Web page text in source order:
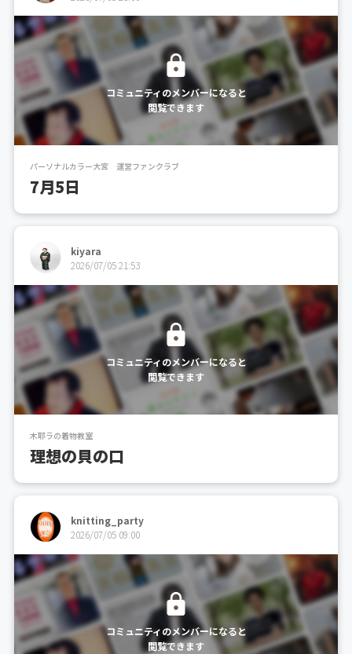
コミュニティのメンバーになると
閲覧できます
パーソナルカラー大宮 運営ファンクラブ
7月5日
kiyara
2026/07/05 21:53
コミュニティのメンバーになると
閲覧できます
木耶ラの着物教室
理想の貝の口
knitting_party
2026/07/05 09:00
コミュニティのメンバーになると
閲覧できます